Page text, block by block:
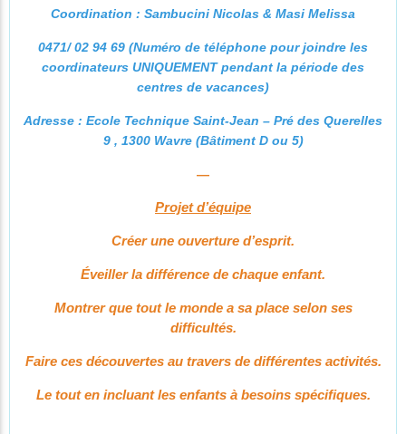
Coordination : Sambucini Nicolas & Masi Melissa
0471/ 02 94 69 (Numéro de téléphone pour joindre les
coordinateurs UNIQUEMENT pendant la période des
centres de vacances)
Adresse : Ecole Technique Saint-Jean – Pré des Querelles
9 , 1300 Wavre (Bâtiment D ou 5)
—
Projet d’équipe
Créer une ouverture d’esprit.
Éveiller la différence de chaque enfant.
Montrer que tout le monde a sa place selon ses
difficultés.
Faire ces découvertes au travers de différentes activités.
Le tout en incluant les enfants à besoins spécifiques.